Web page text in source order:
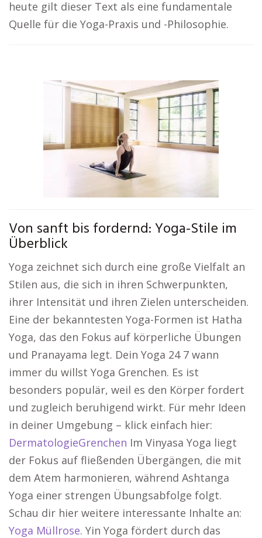
heute gilt dieser Text als eine fundamentale
Quelle für die Yoga-Praxis und -Philosophie.
Von sanft bis fordernd: Yoga-Stile im
Überblick
Yoga zeichnet sich durch eine große Vielfalt an
Stilen aus, die sich in ihren Schwerpunkten,
ihrer Intensität und ihren Zielen unterscheiden.
Eine der bekanntesten Yoga-Formen ist Hatha
Yoga, das den Fokus auf körperliche Übungen
und Pranayama legt. Dein Yoga 24 7 wann
immer du willst Yoga Grenchen. Es ist
besonders populär, weil es den Körper fordert
und zugleich beruhigend wirkt. Für mehr Ideen
in deiner Umgebung – klick einfach hier:
DermatologieGrenchen Im Vinyasa Yoga liegt
der Fokus auf fließenden Übergängen, die mit
dem Atem harmonieren, während Ashtanga
Yoga einer strengen Übungsabfolge folgt.
Schau dir hier weitere interessante Inhalte an:
Yoga Müllrose. Yin Yoga fördert durch das